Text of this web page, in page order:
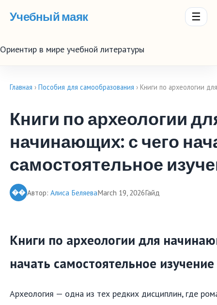
Учебный маяк ☰
Ориентир в мире учебной литературы
Главная › Пособия для самообразования › Книги по археологии
Книги по археологии
начинающих: с чего
самостоятельное
�� Автор: Алиса БеляеваMarch 19, 2026Гайд
Книги по археологии для
начать самостоятельное изучение
Археология — одна из тех редких дисциплин, где